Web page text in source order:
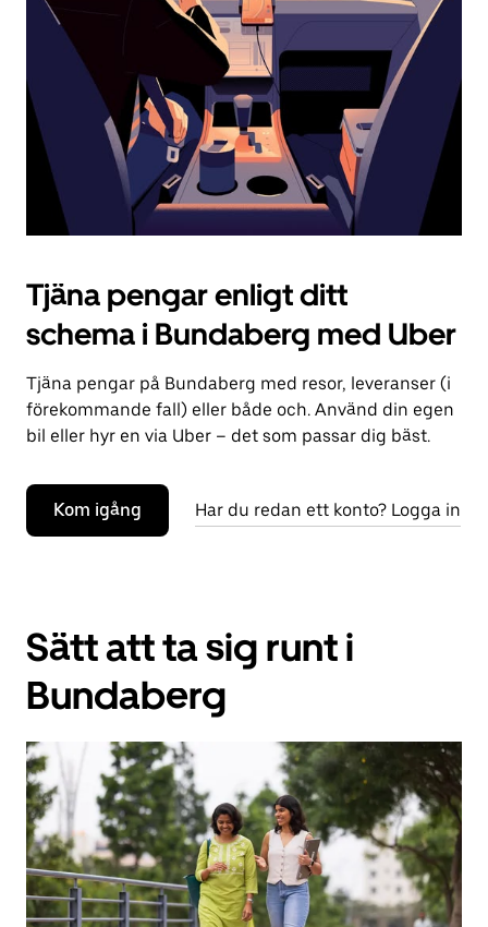
stänga
kalendern.
Tjäna pengar enligt ditt
schema i Bundaberg med Uber
Tjäna pengar på Bundaberg med resor, leveranser (i
förekommande fall) eller både och. Använd din egen
bil eller hyr en via Uber – det som passar dig bäst.
Kom igång Har du redan ett konto? Logga in
Sätt att ta sig runt i
Bundaberg